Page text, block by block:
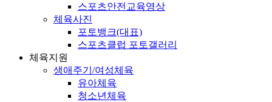
스포츠안전교육영상
체육사진
포토뱅크(대표)
스포츠클럽 포토갤러리
체육지원
생애주기/여성체육
유아체육
청소년체육